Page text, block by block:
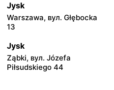
Jysk
Warszawa, вул. Głębocka
13
Jysk
Ząbki, вул. Józefa
Piłsudskiego 44